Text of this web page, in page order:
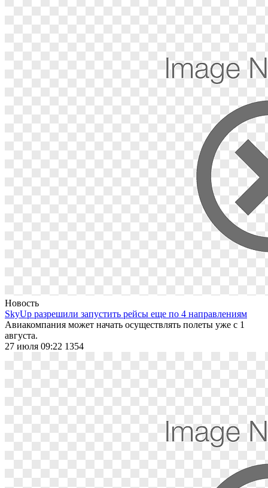
Новость
SkyUp разрешили запустить рейсы еще по 4 направлениям
Авиакомпания может начать осуществлять полеты уже с 1
августа.
27 июля 09:22 1354